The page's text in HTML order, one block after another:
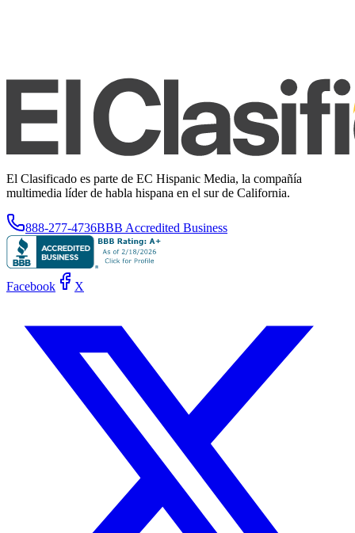
El Clasificado es parte de EC Hispanic Media, la compañía
multimedia líder de habla hispana en el sur de California.
888-277-4736BBB Accredited Business
Facebook X